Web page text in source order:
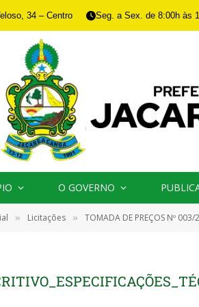
34 – Centro Seg. a Sex. de 8:00h às
O GOVERNO
» Licitações » TOMADA DE PREÇOS Nº